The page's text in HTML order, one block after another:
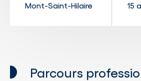
Mont-Saint-Hilaire 15
Parcours